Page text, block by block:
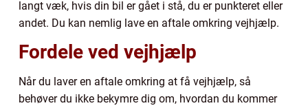
langt væk, hvis din bil er gået i stå, du er punkteret eller
andet. Du kan nemlig lave en aftale omkring vejhjælp.
Fordele ved vejhjælp
Når du laver en aftale omkring at få vejhjælp, så
behøver du ikke bekymre dig om, hvordan du kommer